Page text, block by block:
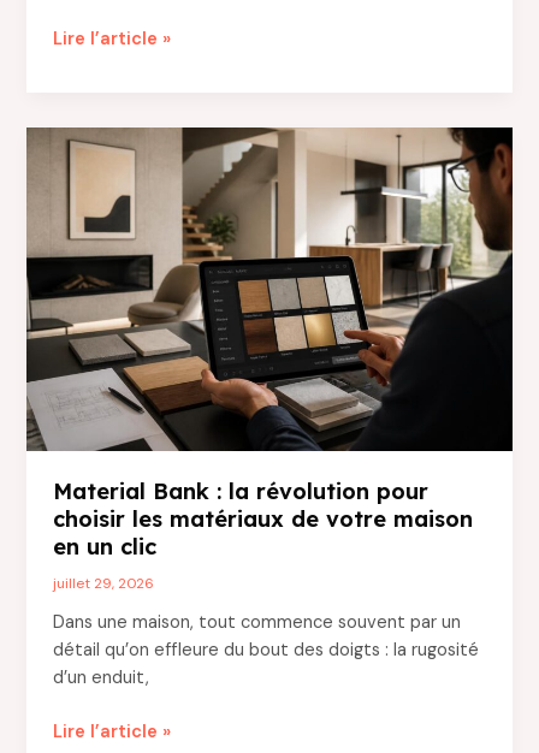
Mousse
quels
l’isolation
de
votre
maison
?
Lire l’article »
Material Bank : la révolution pour
choisir les matériaux de votre maison
en un clic
juillet 29, 2026
Dans une maison, tout commence souvent par un
détail qu’on effleure du bout des doigts : la rugosité
d’un enduit,
Material
Lire l’article »